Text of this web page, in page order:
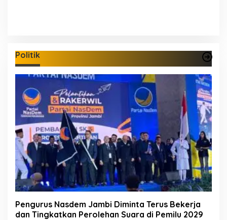
Politik
Pengurus Nasdem Jambi Diminta Terus Bekerja
dan Tingkatkan Perolehan Suara di Pemilu 2029